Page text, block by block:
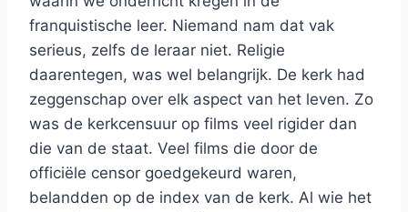
franquistische leer. Niemand nam dat vak
serieus, zelfs de leraar niet. Religie
daarentegen, was wel belangrijk. De kerk had
zeggenschap over elk aspect van het leven. Zo
was de kerkcensuur op films veel rigider dan
die van de staat. Veel films die door de
officiële censor goedgekeurd waren,
belandden op de index van de kerk. Al wie het